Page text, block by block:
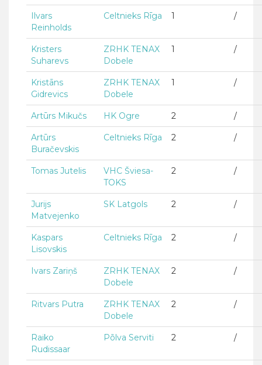
Ilvars
Reinholds
Celtnieks Rīga 1 /
Kristers
Suharevs
ZRHK TENAX
Dobele
1 /
Kristāns
Gidrevics
ZRHK TENAX
Dobele
1 /
Artūrs Mikučs HK Ogre 2 /
Artūrs
Buračevskis
Celtnieks Rīga 2 /
Tomas Jutelis
VHC Šviesa-
TOKS
2 /
Jurijs
Matvejenko
SK Latgols 2 /
Kaspars
Lisovskis
Celtnieks Rīga 2 /
Ivars Zariņš
ZRHK TENAX
Dobele
2 /
Ritvars Putra
ZRHK TENAX
Dobele
2 /
Raiko
Rudissaar
Põlva Serviti 2 /